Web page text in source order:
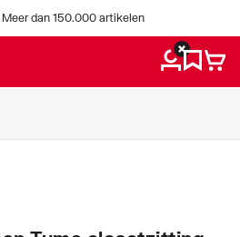
dan 150.000 artikelen